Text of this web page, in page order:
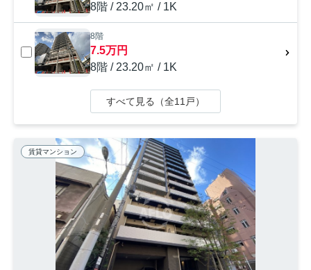
8階 / 23.20㎡ / 1K
8階
7.5万円
8階 / 23.20㎡ / 1K
すべて見る（全11戸）
賃貸マンション